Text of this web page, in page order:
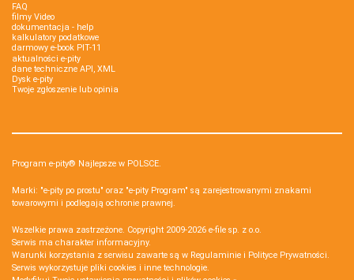
FAQ
filmy Video
dokumentacja - help
kalkulatory podatkowe
darmowy e-book PIT-11
aktualności e-pity
dane techniczne API, XML
Dysk e-pity
Twoje zgłoszenie lub opinia
Program e-pity® Najlepsze w POLSCE.
Marki: "e-pity po prostu" oraz "e-pity Program" są zarejestrowanymi znakami
towarowymi i podlegają ochronie prawnej.
Wszelkie prawa zastrzeżone. Copyright 2009-2026 e-file sp. z o.o.
Serwis ma charakter informacyjny.
Warunki korzystania z serwisu zawarte są w Regulaminie i Polityce Prywatności.
Serwis wykorzystuje pliki cookies i inne technologie.